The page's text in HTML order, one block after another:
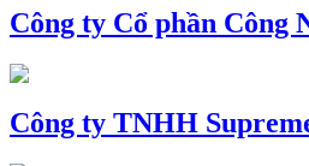
Công ty Cổ phần Công
Công ty TNHH